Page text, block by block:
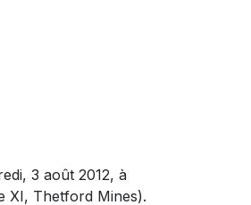
3 août 2012, à
XI, Thetford Mines).